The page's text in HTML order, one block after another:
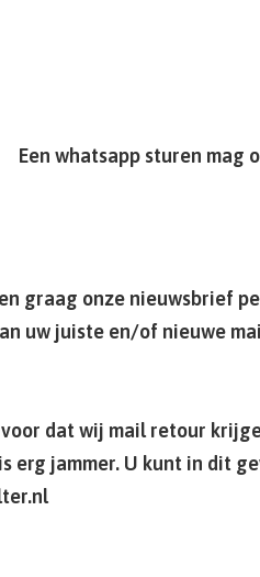
Een whatsapp sturen mag
graag onze nieuwsbrief
uw juiste en/of nieuwe
dat wij mail retour
erg jammer. U kunt in dit